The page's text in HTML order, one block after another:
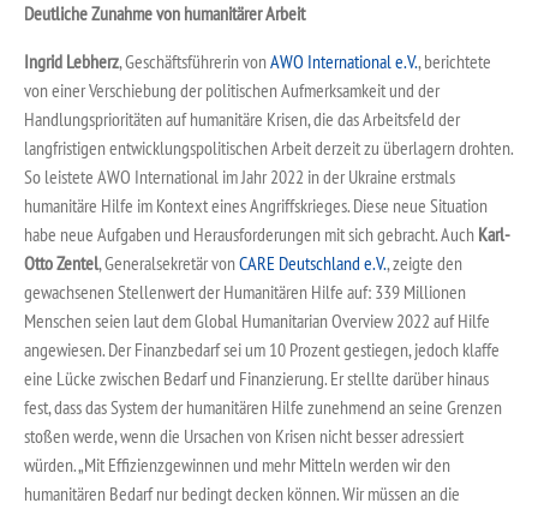
Deutliche Zunahme von humanitärer Arbeit
Ingrid Lebherz, Geschäftsführerin vonAWO International e.V., berichtete
von einer Verschiebung der politischen Aufmerksamkeit und der
Handlungsprioritäten auf humanitäre Krisen, die das Arbeitsfeld der
langfristigen entwicklungspolitischen Arbeit derzeit zu überlagern drohten.
So leistete AWO International im Jahr 2022 in der Ukraine erstmals
humanitäre Hilfe im Kontext eines Angriffskrieges. Diese neue Situation
habe neue Aufgaben und Herausforderungen mit sich gebracht. Auch Karl-
Otto Zentel, Generalsekretär vonCARE Deutschland e.V., zeigte den
gewachsenen Stellenwert der Humanitären Hilfe auf: 339 Millionen
Menschen seien laut dem Global Humanitarian Overview 2022 auf Hilfe
angewiesen. Der Finanzbedarf sei um 10 Prozent gestiegen, jedoch klaffe
eine Lücke zwischen Bedarf und Finanzierung. Er stellte darüber hinaus
fest, dass das System der humanitären Hilfe zunehmend an seine Grenzen
stoßen werde, wenn die Ursachen von Krisen nicht besser adressiert
würden. „Mit Effizienzgewinnen und mehr Mitteln werden wir den
humanitären Bedarf nur bedingt decken können. Wir müssen an die